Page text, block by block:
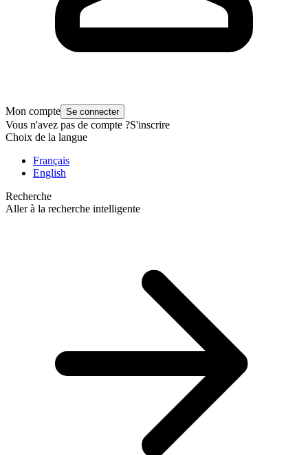
Mon compte Se connecter
Vous n'avez pas de compte ?S'inscrire
Choix de la langue
Français
English
Recherche
Aller à la recherche intelligente